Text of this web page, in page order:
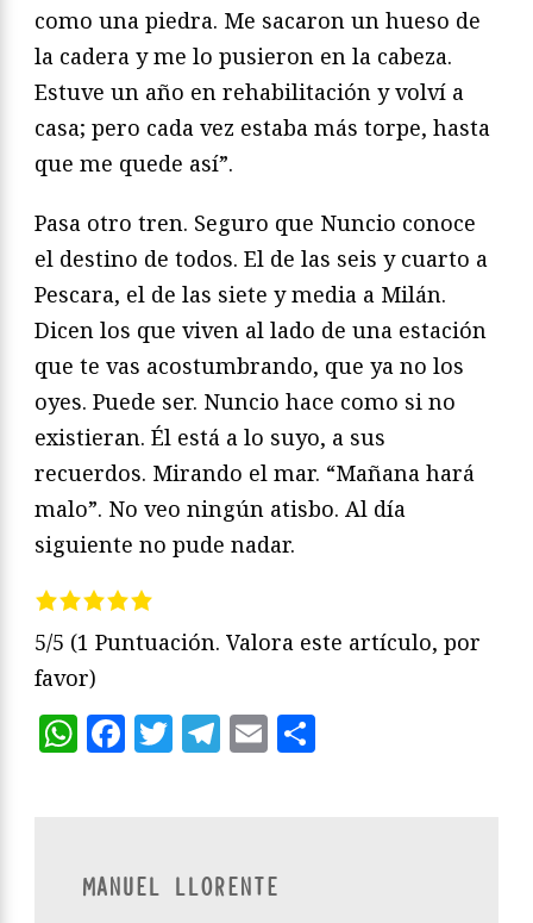
como una piedra. Me sacaron un hueso de
la cadera y me lo pusieron en la cabeza.
Estuve un año en rehabilitación y volví a
casa; pero cada vez estaba más torpe, hasta
que me quede así”.
Pasa otro tren. Seguro que Nuncio conoce
el destino de todos. El de las seis y cuarto a
Pescara, el de las siete y media a Milán.
Dicen los que viven al lado de una estación
que te vas acostumbrando, que ya no los
oyes. Puede ser. Nuncio hace como si no
existieran. Él está a lo suyo, a sus
recuerdos. Mirando el mar. “Mañana hará
malo”. No veo ningún atisbo. Al día
siguiente no pude nadar.
5/5 (1 Puntuación. Valora este artículo, por
favor)
WhatsApp
Facebook
Twitter
Telegram
Email
MANUEL LLORENTE